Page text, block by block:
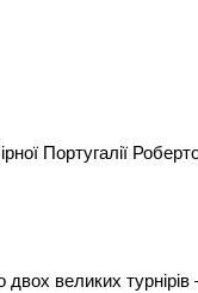
Португалії
двох великих